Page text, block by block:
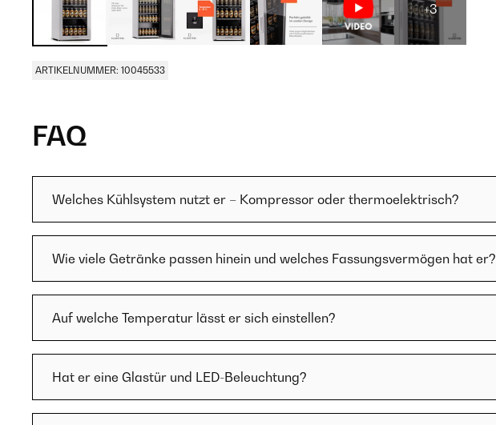
+3
ARTIKELNUMMER: 10045533
FAQ
Welches Kühlsystem nutzt er – Kompressor oder thermoelektrisch?
Wie viele Getränke passen hinein und welches Fassungsvermögen hat er?
Auf welche Temperatur lässt er sich einstellen?
Hat er eine Glastür und LED-Beleuchtung?